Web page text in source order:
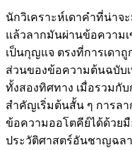
นักวิเคราะห์เดาคำที่น่าจ
แล้วลากมันผ่านข้อความ
เป็นกุญแจ ตรงที่การเดา
ส่วนของข้อความต้นฉบับ
ทั้งสองทิศทาง เมื่อรวมกั
สำคัญเริ่มต้นสั้น ๆ การลา
ข้อความออโตคีย์ได้ด้วย
ประวัติศาสตร์อันชาญฉล